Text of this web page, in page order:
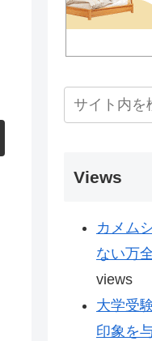
Views
カメム
ない万
views
大学受
印象を